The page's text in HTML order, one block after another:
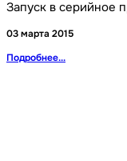
Запуск в серийное
03 марта 2015
Подробнее...